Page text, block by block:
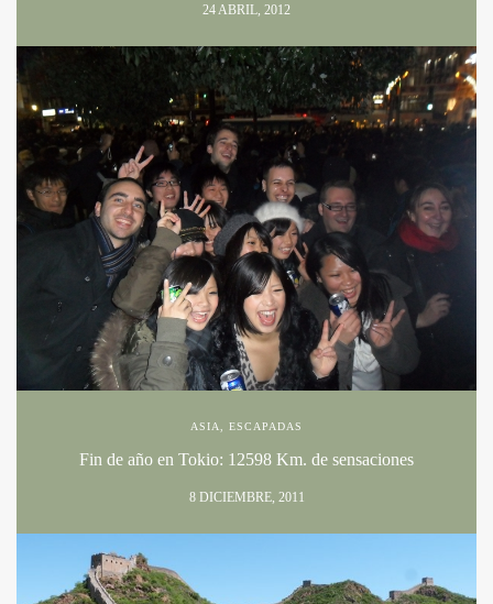
24 ABRIL, 2012
ASIA ESCAPADAS
Fin de año en Tokio: 12598 Km. de sensaciones
8 DICIEMBRE, 2011